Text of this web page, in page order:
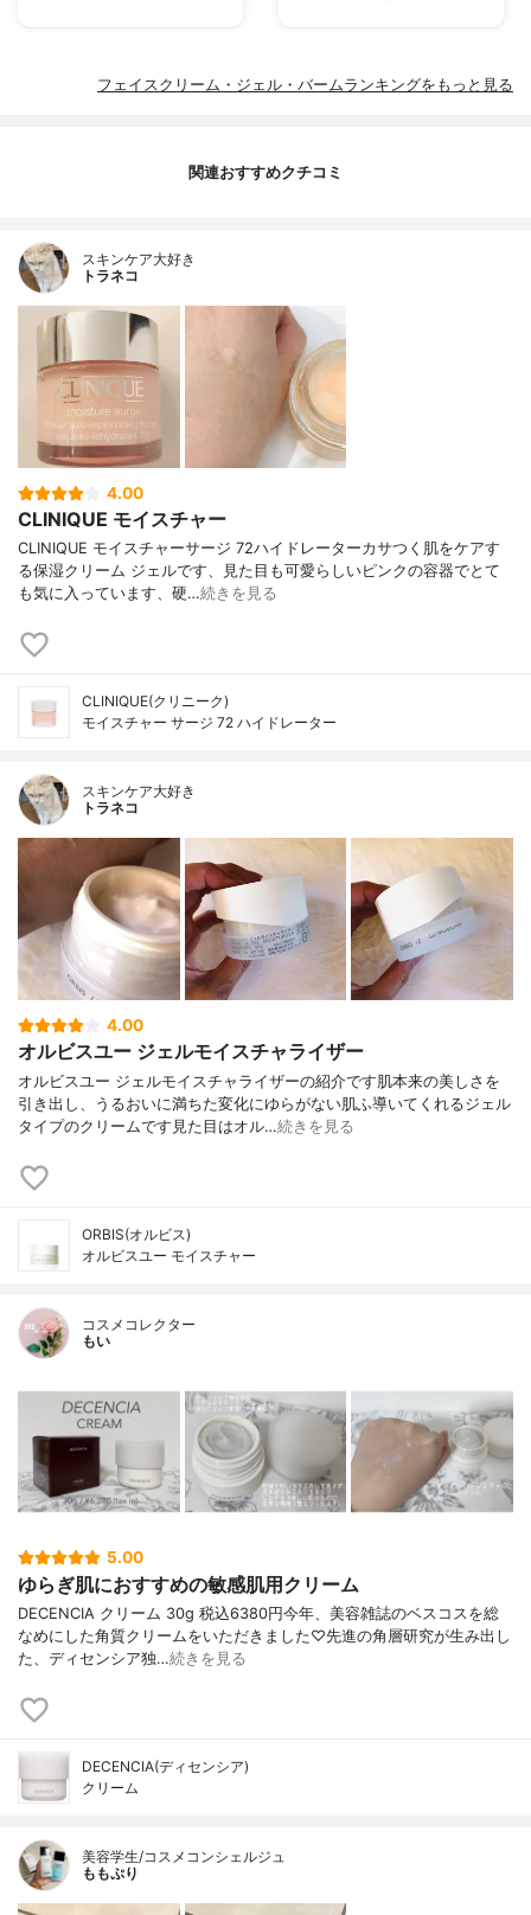
フェイスクリーム・ジェル・バームランキングをもっと見る
関連おすすめクチコミ
スキンケア大好き
トラネコ
4.00
CLINIQUE モイスチャー
CLINIQUE モイスチャーサージ 72ハイドレーターカサつく肌をケアす
る保湿クリーム ジェルです、見た目も可愛らしいピンクの容器でとて
も気に入っています、硬…続きを見る
CLINIQUE(クリニーク)
モイスチャー サージ 72 ハイドレーター
スキンケア大好き
トラネコ
4.00
オルビスユー ジェルモイスチャライザー
オルビスユー ジェルモイスチャライザーの紹介です肌本来の美しさを
引き出し、うるおいに満ちた変化にゆらがない肌ふ導いてくれるジェル
タイプのクリームです見た目はオル…続きを見る
ORBIS(オルビス)
オルビスユー モイスチャー
コスメコレクター
もい
5.00
ゆらぎ肌におすすめの敏感肌用クリーム
DECENCIA クリーム 30g 税込6380円今年、美容雑誌のベスコスを総
なめにした角質クリームをいただきました♡先進の角層研究が生み出し
た、ディセンシア独…続きを見る
DECENCIA(ディセンシア)
クリーム
美容学生/コスメコンシェルジュ
ももぷり